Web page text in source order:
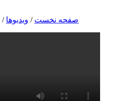
صفحه نخست / ویدیوها /